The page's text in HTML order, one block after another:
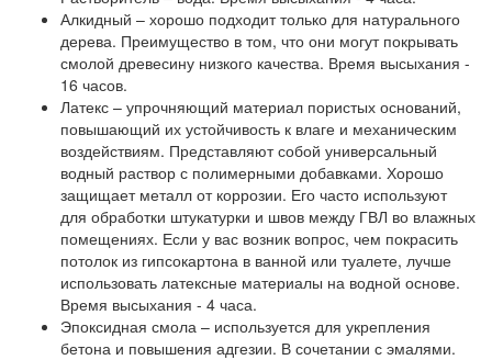
Алкидный – хорошо подходит только для натурального
дерева. Преимущество в том, что они могут покрывать
смолой древесину низкого качества. Время высыхания -
16 часов.
Латекс – упрочняющий материал пористых оснований,
повышающий их устойчивость к влаге и механическим
воздействиям. Представляют собой универсальный
водный раствор с полимерными добавками. Хорошо
защищает металл от коррозии. Его часто используют
для обработки штукатурки и швов между ГВЛ во влажных
помещениях. Если у вас возник вопрос, чем покрасить
потолок из гипсокартона в ванной или туалете, лучше
использовать латексные материалы на водной основе.
Время высыхания - 4 часа.
Эпоксидная смола – используется для укрепления
бетона и повышения адгезии. В сочетании с эмалями.